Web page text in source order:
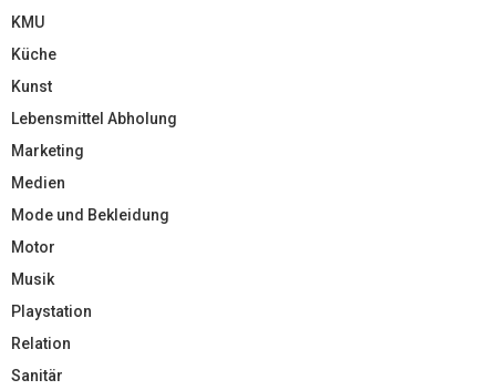
KMU
Küche
Kunst
Lebensmittel Abholung
Marketing
Medien
Mode und Bekleidung
Motor
Musik
Playstation
Relation
Sanitär